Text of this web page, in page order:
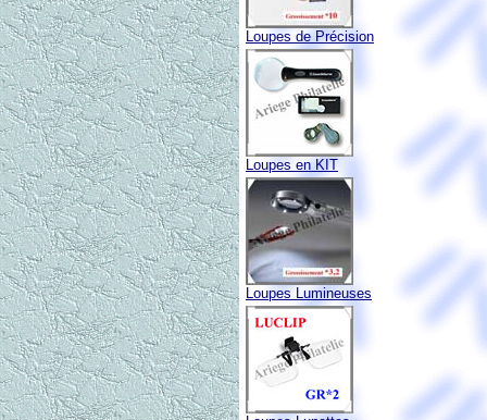
Loupes de Précision
Loupes en KIT
Loupes Lumineuses